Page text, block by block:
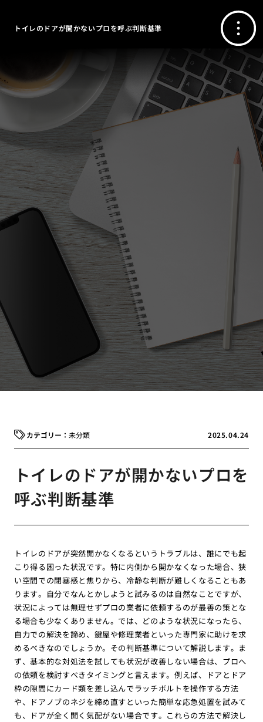
トイレのドアが開かないプロを呼ぶ判断基準
2025.04.24
未分類
トイレのドアが開かないプロを
呼ぶ判断基準
トイレのドアが突然開かなくなるというトラブルは、誰にでも起
こり得る困った状況です。特に内側から開かなくなった場合、狭
い空間での閉塞感と焦りから、冷静な判断が難しくなることもあ
ります。自分でなんとかしようと試みるのは自然なことですが、
状況によっては無理せずプロの業者に依頼するのが最善の策とな
る場合も少なくありません。では、どのような状況になったら、
自力での解決を諦め、鍵屋や修理業者といった専門家に助けを求
めるべきなのでしょうか。その判断基準について解説します。ま
ず、基本的な対処法を試しても状況が改善しない場合は、プロへ
の依頼を検討すべきタイミングと言えます。例えば、ドアとドア
枠の隙間にカード類を差し込んでラッチボルトを操作する方法
や、ドアノブのネジを締め直すといった簡単な応急処置を試みて
も、ドアが全く開く気配がない場合です。これらの方法で解決し